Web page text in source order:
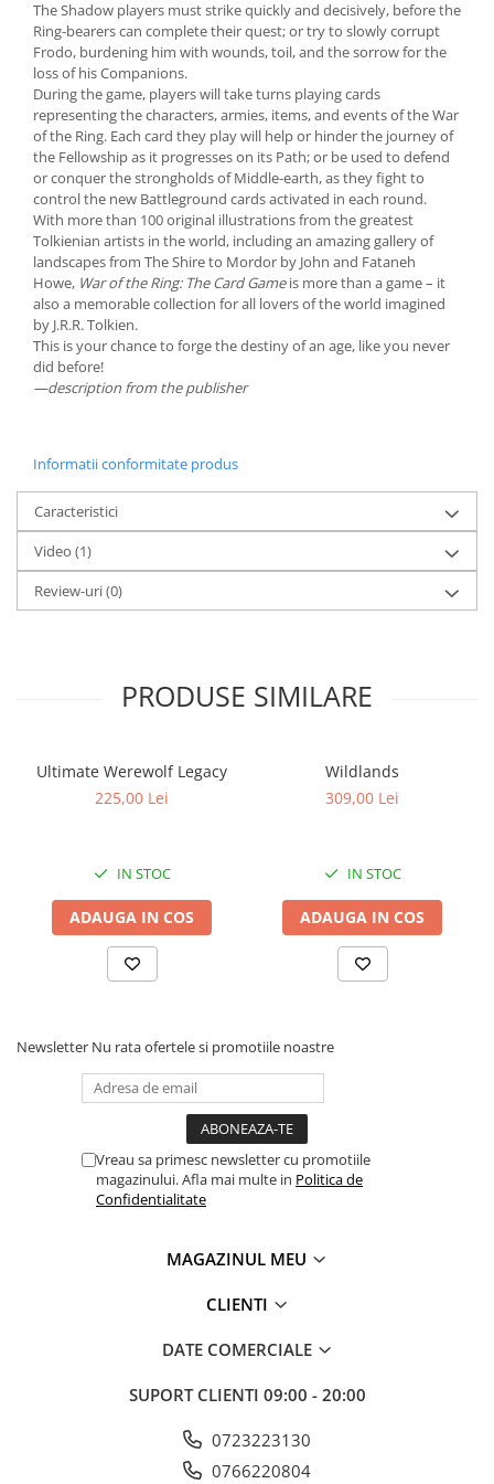
The Shadow players must strike quickly and decisively, before the
Ring-bearers can complete their quest; or try to slowly corrupt
Frodo, burdening him with wounds, toil, and the sorrow for the
loss of his Companions.
During the game, players will take turns playing cards
representing the characters, armies, items, and events of the War
of the Ring. Each card they play will help or hinder the journey of
the Fellowship as it progresses on its Path; or be used to defend
or conquer the strongholds of Middle-earth, as they fight to
control the new Battleground cards activated in each round.
With more than 100 original illustrations from the greatest
Tolkienian artists in the world, including an amazing gallery of
landscapes from The Shire to Mordor by John and Fataneh
Howe, War of the Ring: The Card Gameis more than a game – it
also a memorable collection for all lovers of the world imagined
by J.R.R. Tolkien.
This is your chance to forge the destiny of an age, like you never
did before!
—description from the publisher
Informatii conformitate produs
Caracteristici
Video (1)
Review-uri(0)
PRODUSE SIMILARE
Ultimate Werewolf Legacy
225,00 Lei
IN STOC
ADAUGA IN COS
Wildlands
309,00 Lei
IN STOC
ADAUGA IN COS
Newsletter Nu rata ofertele si promotiile noastre
Vreau sa primesc newsletter cu promotiile
magazinului. Afla mai multe in Politica de
Confidentialitate
MAGAZINUL MEU
CLIENTI
DATE COMERCIALE
SUPORT CLIENTI 09:00 - 20:00
0723223130
0766220804